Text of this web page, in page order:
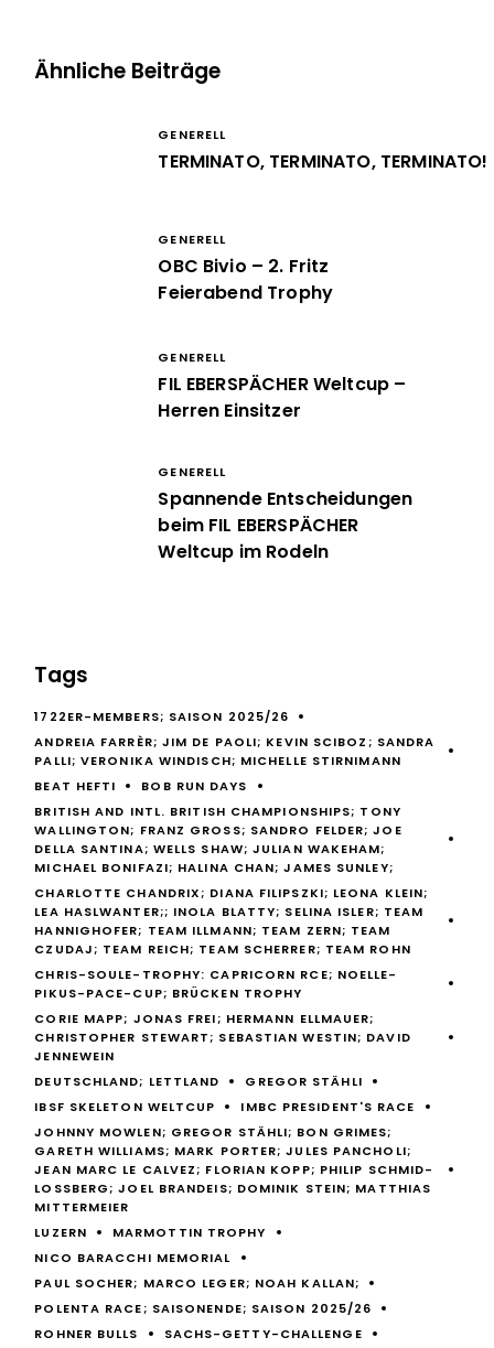
Ähnliche Beiträge
GENERELL
TERMINATO, TERMINATO, TERMINATO!
GENERELL
OBC Bivio – 2. Fritz
Feierabend Trophy
GENERELL
FIL EBERSPÄCHER Weltcup –
Herren Einsitzer
GENERELL
Spannende Entscheidungen
beim FIL EBERSPÄCHER
Weltcup im Rodeln
Tags
1722ER-MEMBERS; SAISON 2025/26
ANDREIA FARRÈR; JIM DE PAOLI; KEVIN SCIBOZ; SANDRA
PALLI; VERONIKA WINDISCH; MICHELLE STIRNIMANN
BEAT HEFTI
BOB RUN DAYS
BRITISH AND INTL. BRITISH CHAMPIONSHIPS; TONY
WALLINGTON; FRANZ GROSS; SANDRO FELDER; JOE
DELLA SANTINA; WELLS SHAW; JULIAN WAKEHAM;
MICHAEL BONIFAZI; HALINA CHAN; JAMES SUNLEY;
CHARLOTTE CHANDRIX; DIANA FILIPSZKI; LEONA KLEIN;
LEA HASLWANTER;; INOLA BLATTY; SELINA ISLER; TEAM
HANNIGHOFER; TEAM ILLMANN; TEAM ZERN; TEAM
CZUDAJ; TEAM REICH; TEAM SCHERRER; TEAM ROHN
CHRIS-SOULE-TROPHY: CAPRICORN RCE; NOELLE-
PIKUS-PACE-CUP; BRÜCKEN TROPHY
CORIE MAPP; JONAS FREI; HERMANN ELLMAUER;
CHRISTOPHER STEWART; SEBASTIAN WESTIN; DAVID
JENNEWEIN
DEUTSCHLAND; LETTLAND
GREGOR STÄHLI
IBSF SKELETON WELTCUP
IMBC PRESIDENT'S RACE
JOHNNY MOWLEN; GREGOR STÄHLI; BON GRIMES;
GARETH WILLIAMS; MARK PORTER; JULES PANCHOLI;
JEAN MARC LE CALVEZ; FLORIAN KOPP; PHILIP SCHMID-
LOSSBERG; JOEL BRANDEIS; DOMINIK STEIN; MATTHIAS
MITTERMEIER
LUZERN
MARMOTTIN TROPHY
NICO BARACCHI MEMORIAL
PAUL SOCHER; MARCO LEGER; NOAH KALLAN;
POLENTA RACE; SAISONENDE; SAISON 2025/26
ROHNER BULLS
SACHS-GETTY-CHALLENGE